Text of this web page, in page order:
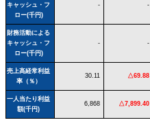
キャッシュ・フ
ロー(千円)
- -
財務活動による
キャッシュ・フ
ロー(千円)
- -
売上高経常利益
率（％）
30.11 △69.88
一人当たり利益
額(千円)
6,868 △7,899.40